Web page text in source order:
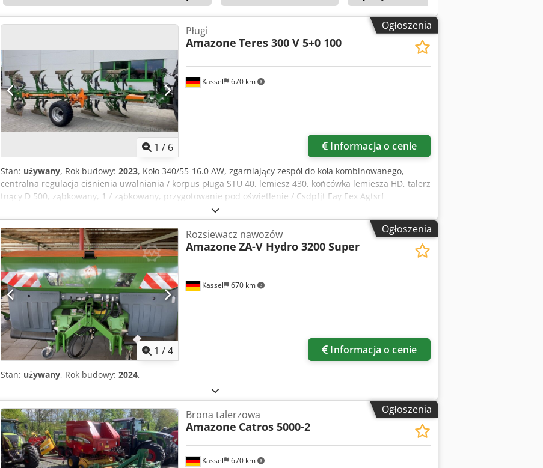
Ogłoszenia
1 / 6
Kassel 670 km
Pługi
Amazone Teres 300 V 5+0 100
Informacja o cenie
Stan: używany, Rok budowy: 2023, Koło 340/55-16.0 AW, zgarniający zespół do koła kombinowanego,
centralna regulacja ciśnienia uwalniania / korpus pługa STU 40, lemiesz 430, końcówka lemiesza HD, talerz
tnący D 500, ząbkowany, 1 / ząbkowany, przygotowanie pod oświetlenie / Csdpfjt Eay Eex Agtsrf
Ogłoszenia
1 /4
Kassel 670 km
Rozsiewacz nawozów
Amazone ZA-V Hydro 3200 Super
Informacja o cenie
Stan: używany, Rok budowy: 2024,
Ogłoszenia
Kassel 670 km
Brona talerzowa
Amazone Catros 5000-2